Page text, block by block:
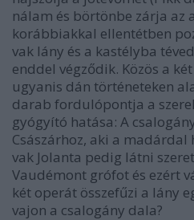
nálam és börtönbe zárja az
korábbiakkal ellentétben
vak lány és a kastélyba
enddel végződik. Közös a
ugyanis dán történeteken
darab fordulópontja a
gyógyító hatása: A
Császárhoz, aki a madárdal
vak Jolanta pedig látni
Vaudémont grófot és ezért
két operát összefűzi a lány
vajon a csalogány dala?